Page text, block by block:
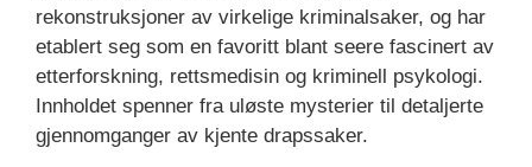
rekonstruksjoner av virkelige kriminalsaker, og har
etablert seg som en favoritt blant seere fascinert av
etterforskning, rettsmedisin og kriminell psykologi.
Innholdet spenner fra uløste mysterier til detaljerte
gjennomganger av kjente drapssaker.